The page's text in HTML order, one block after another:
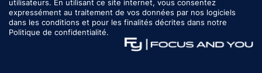
utilisateurs. En utilisant ce site internet, vous consentez
expressément au traitement de vos données par nos logiciels
dans les conditions et pour les finalités décrites dans notre
Politique de confidentialité.